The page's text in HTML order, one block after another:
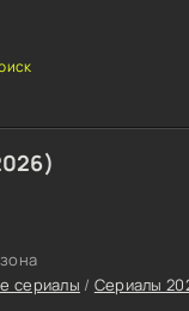
сериалы / Сериалы